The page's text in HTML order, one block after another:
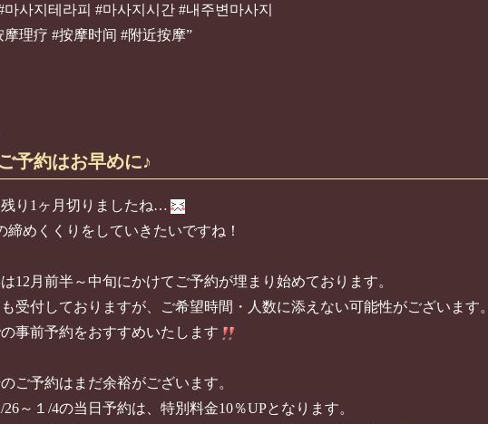
마사지테라피 #마사지시간 #내주변마사지
摩理疗 #按摩时间 #附近按摩”
予約はお早めに♪
残り1ヶ月切りましたね…
締めくくりをしていきたいですね！
12月前半～中旬にかけてご予約が埋まり始めております。
受付しておりますが、ご希望時間・人数に添えない可能性がございます。
事前予約をおすすめいたします
ご予約はまだ余裕がございます。
26～１/4の当日予約は、特別料金10％UPとなります。